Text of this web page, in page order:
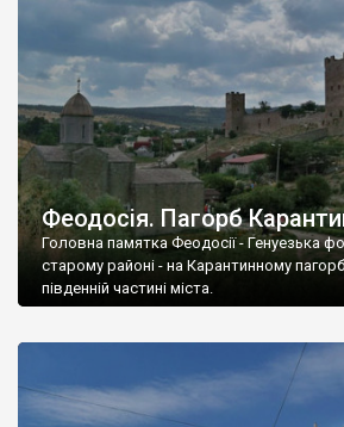
Феодосія. Пагорб
Головна памятка Феодосії - Генуезька
старому районі - на Карантинному
південній частині міста.